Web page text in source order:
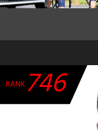
RANK 746